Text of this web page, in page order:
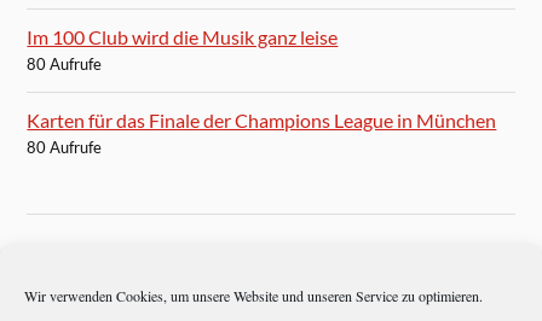
Wir verwenden Cookies, um unsere Website und unseren Service zu optimieren.
Im 100 Club wird die Musik ganz leise
80 Aufrufe
Karten für das Finale der Champions League in München
80 Aufrufe